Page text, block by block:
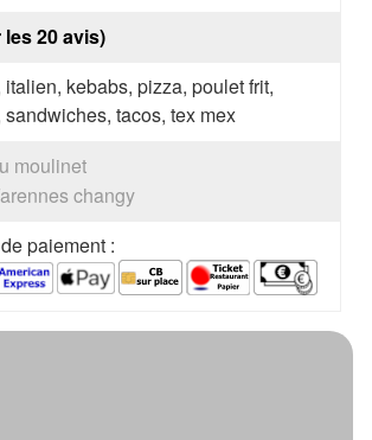
les 20 avis)
italien, kebabs, pizza, poulet frit,
tacos, tex mex
moulinet
changy
paiement :